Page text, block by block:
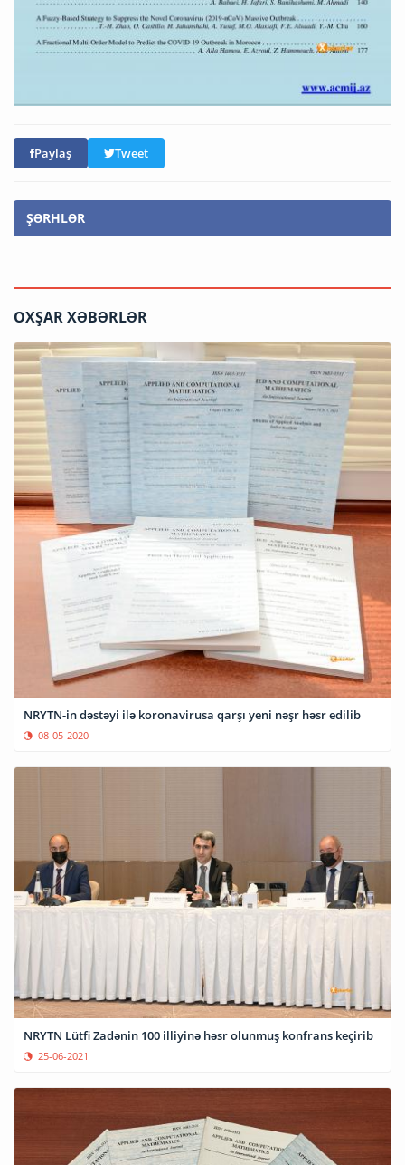
Paylaş Tweet
ŞƏRHLƏR
OXŞAR XƏBƏRLƏR
NRYTN-in dəstəyi ilə koronavirusa qarşı yeni nəşr həsr edilib
08-05-2020
NRYTN Lütfi Zadənin 100 illiyinə həsr olunmuş konfrans keçirib
25-06-2021